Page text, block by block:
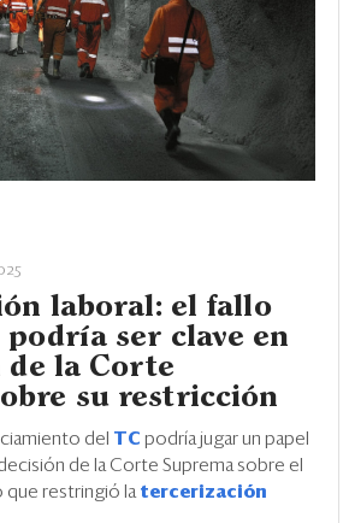
laboral: el fallo
podría ser clave en
de la Corte
su restricción
del TC podría jugar un papel
de la Corte Suprema sobre el
restringió la tercerización